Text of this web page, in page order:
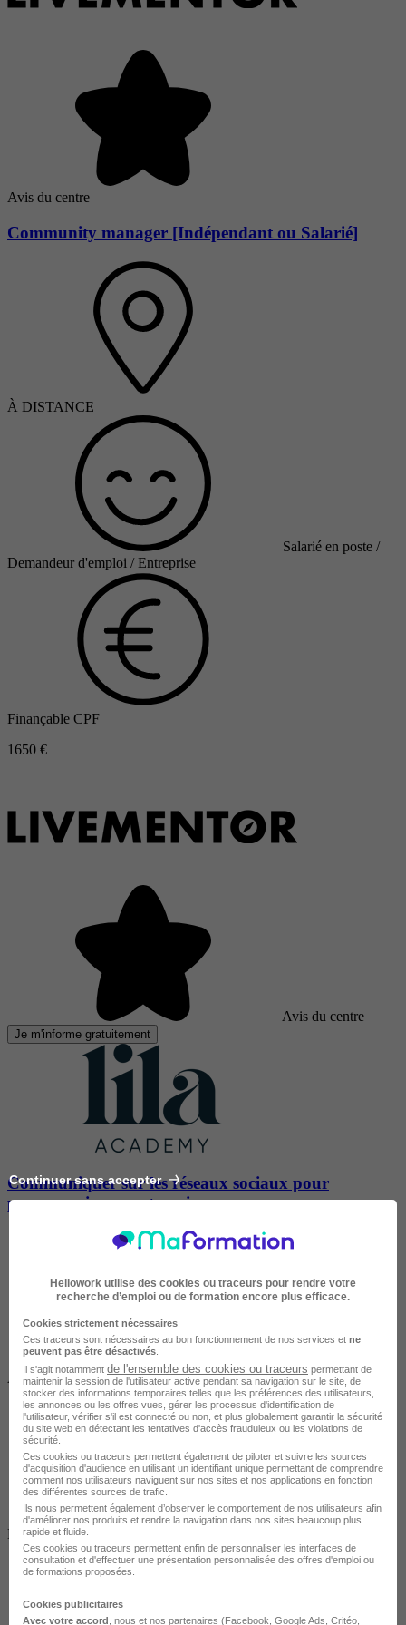
Avis du centre
Community manager [Indépendant ou Salarié]
À DISTANCE
Salarié en poste /
Demandeur d'emploi / Entreprise
Finançable CPF
1650 €
Avis du centre
Je m'informe gratuitement
Communiquer sur les réseaux sociaux pour
promouvoir son entreprise
À DISTANCE
Salarié en poste /
Demandeur d'emploi / Entreprise
Continuer sans accepter
Hellowork utilise des cookies ou traceurs pour rendre votre
recherche d’emploi ou de formation encore plus efficace.
Cookies strictement nécessaires
Ces traceurs sont nécessaires au bon fonctionnement de nos services et ne
peuvent pas être désactivés
Il s'agit notamment de l'ensemble des cookies ou traceurs permettant de
maintenir la session de l'utilisateur active pendant sa navigation sur le site, de
stocker des informations temporaires telles que les préférences des utilisateurs,
les annonces ou les offres vues, gérer les processus d'identification de
l'utilisateur, vérifier s'il est connecté ou non, et plus globalement garantir la sécurité
du site web en détectant les tentatives d'accès frauduleux ou les violations de
sécurité.
Ces cookies ou traceurs permettent également de piloter et suivre les sources
d'acquisition d'audience en utilisant un identifiant unique permettant de comprendre
comment nos utilisateurs naviguent sur nos sites et nos applications en fonction
des différentes sources de trafic.
Ils nous permettent également d’observer le comportement de nos utilisateurs afin
d'améliorer nos produits et rendre la navigation dans nos sites beaucoup plus
rapide et fluide.
Ces cookies ou traceurs permettent enfin de personnaliser les interfaces de
consultation et d'effectuer une présentation personnalisée des offres d'emploi ou
de formations proposées.
Cookies publicitaires
Avec votre accord , nous et nos partenaires (Facebook, Google Ads , Critéo,